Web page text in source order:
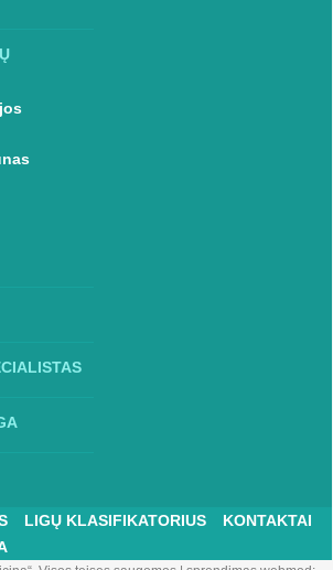
LIGŲ KLASIFIKATORIUS
KONTAKTAI